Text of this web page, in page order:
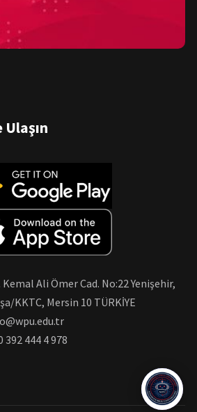
Ulaşın
Kemal Ali Ömer Cad. No:22 Yenişehir,
KKTC, Mersin 10 TÜRKİYE
392 444 4 978